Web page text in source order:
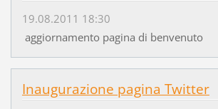
19.08.2011 18:30
aggiornamento pagina di benvenuto
Inaugurazione pagina Twitter